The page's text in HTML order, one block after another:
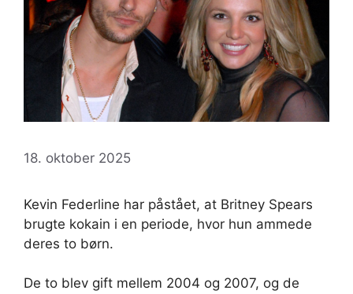
18. oktober 2025
Kevin Federline har påstået, at Britney Spears
brugte kokain i en periode, hvor hun ammede
deres to børn.
De to blev gift mellem 2004 og 2007, og de